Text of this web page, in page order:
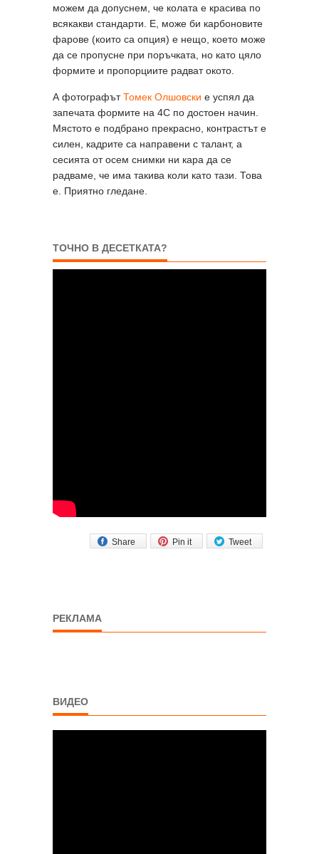
можем да допуснем, че колата е красива по
всякакви стандарти. Е, може би карбоновите
фарове (които са опция) е нещо, което може
да се пропусне при поръчката, но като цяло
формите и пропорциите радват окото.
А фотографътТомек Олшовски е успял да
запечата формите на 4C по достоен начин.
Мястото е подбрано прекрасно, контрастът е
силен, кадрите са направени с талант, а
сесията от осем снимки ни кара да се
радваме, че има такива коли като тази. Това
е. Приятно гледане.
ТОЧНО В ДЕСЕТКАТА?
Tweet
Pin it
Share
РЕКЛАМА
ВИДЕО